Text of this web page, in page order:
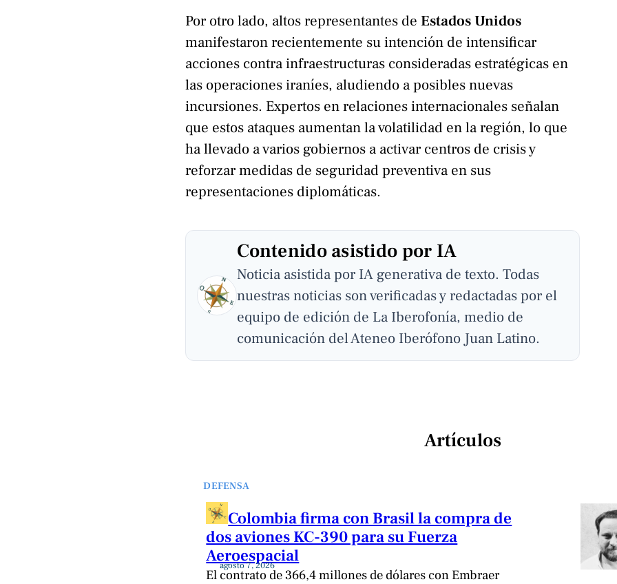
Por otro lado, altos representantes deEstados Unidos
manifestaron recientemente su intención de intensificar
acciones contra infraestructuras consideradas estratégicas en
las operaciones iraníes, aludiendo a posibles nuevas
incursiones. Expertos en relaciones internacionales señalan
que estos ataques aumentan la volatilidad en la región, lo que
ha llevado a varios gobiernos a activar centros de crisis y
reforzar medidas de seguridad preventiva en sus
representaciones diplomáticas.
Contenido asistido por IA
Noticia asistida por IA generativa de texto. Todas
nuestras noticias son verificadas y redactadas por el
equipo de edición de La Iberofonía, medio de
comunicación del Ateneo Iberófono Juan Latino.
Artículos
DEFENSA
Colombia firma con Brasil la compra de
dos aviones KC-390 para su Fuerza
Aeroespacial
agosto 7, 2026
El contrato de 366,4 millones de dólares con Embraer